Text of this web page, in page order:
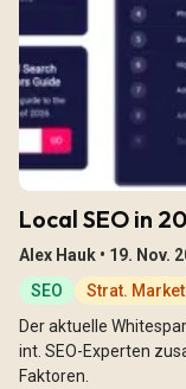
Local SEO in
Alex Hauk • 19. Nov.
SEO
Strat.
Der aktuelle
int. SEO-Experten
Faktoren.